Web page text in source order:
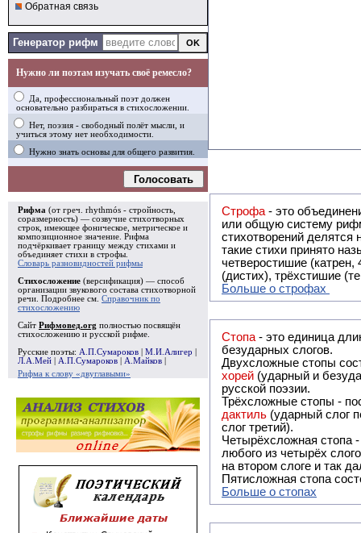
Обратная связь
Генератор рифм
Нужно ли поэтам изучать своё ремесло?
Да, профессиональный поэт должен
основательно разбираться в стихосложении.
Нет, поэзия - свободный полёт мысли, и
учиться этому нет необходимости.
Нужно знать основы для общего развития.
Голосовать
Рифма (от греч. rhythmós - стройность,
соразмерность) — созвучие стихотворных
строк, имеющее фоническое, метрическое и
композиционное значение. Рифма
подчёркивает границу между стихами и
объединяет стихи в строфы
Словарь разновидностей рифмы
Стихосложение (версификация) — способ
организации звукового состава стихотворной
речи. Подробнее см. Справочник по
стихосложению
Сайт Рифмовед.org полностью посвящён
стихосложению и русской рифме.
Русские поэты: А.П.Сумароков М.И.Алигер
Л.А.Мей
А.П.Сумароков А.Майков
Рифма к слову «двуглавыми»
Строфа - это объединение двух
или общую систему рифм, и регулярно или периодически
стихотворений делятся на строфы и т.о. являются строфическими.
такие стихи принято называть астрофическими. Самая популярная строфа в русской поэзии -
четверостишие
(дистих), трёхстишие
Больше о строфах
Стопа - это единица
безударных слогов.
Двухсложные стопы
хорей (ударный и
русской поэзии.
Трёхсложные стопы -
дактиль (ударный слог
слог третий).
Четырёхсложная стопа
любого из четырёх
на втором слоге и так
Пятисложная стопа
Больше о стопах